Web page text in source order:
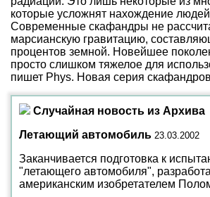
которые усложнят нахождение
Современные скафандры не
марсианскую гравитацию,
процентов земной. Новейшее
просто слишком тяжелое для
пишет Phys. Новая серия
Случайная новость из Архива
Летающий автомобиль 23.03.2002
Заканчивается подготовка к
"летающего автомобиля",
американским изобретателем